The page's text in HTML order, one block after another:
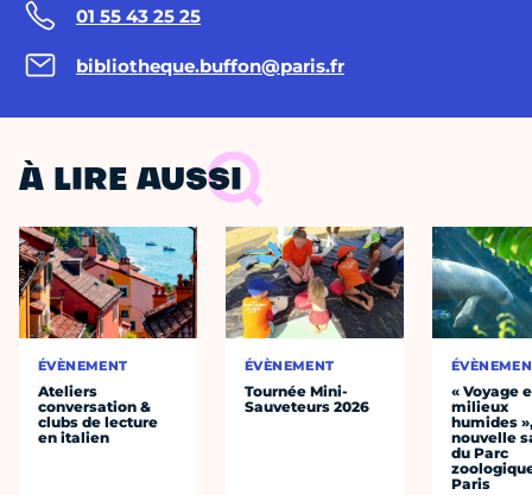
01 55 43 25 25
bibliotheque.buffon@paris.fr
À LIRE AUSSI
ÉVÈNEMENT
Ateliers
conversation &
clubs de lecture
en italien
ÉVÈNEMENT
Tournée Mini-
Sauveteurs 2026
« Voyage
milieux
humides
nouvelle
du Parc
Paris